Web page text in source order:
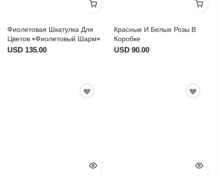
Фиолетовая Шкатулка Для
Цветов «Фиолетовый Шарм»
USD 135.00
Красные И Белые Розы В
Коробке
USD 90.00